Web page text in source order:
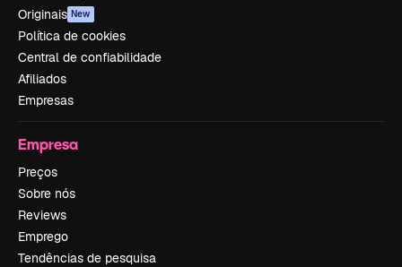
Originais New
Política de cookies
Central de confiabilidade
Afiliados
Empresas
Empresa
Preços
Sobre nós
Reviews
Emprego
Tendências de pesquisa